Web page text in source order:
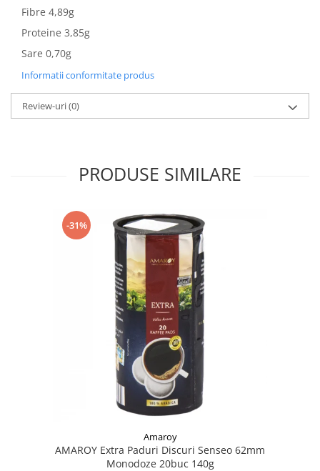
Fibre 4,89g
Proteine 3,85g
Sare 0,70g
Informatii conformitate produs
Review-uri(0)
PRODUSE SIMILARE
-31%
Amaroy
AMAROY Extra Paduri Discuri Senseo 62mm
Monodoze 20buc 140g